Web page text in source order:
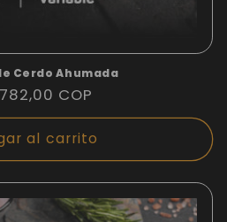
Cerdo Ahumada
COP
al carrito